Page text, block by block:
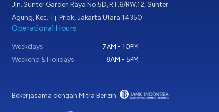
Jln. Sunter Garden Raya No.5D, RT.6/RW.12, Sunter
Agung, Kec. Tj. Priok, Jakarta Utara 14350
Operational Hours
Weekdays
7AM - 10PM
Weekend & Holidays
8AM - 5PM
Bekerjasama dengan Mitra Berizin